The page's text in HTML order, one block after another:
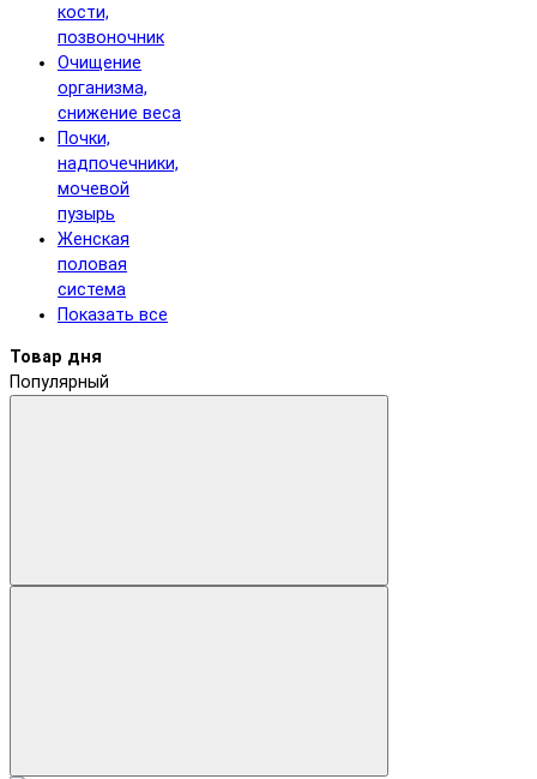
кости,
позвоночник
Очищение
организма,
снижение веса
Почки,
надпочечники,
мочевой
пузырь
Женская
половая
система
Показать все
Товар дня
Популярный